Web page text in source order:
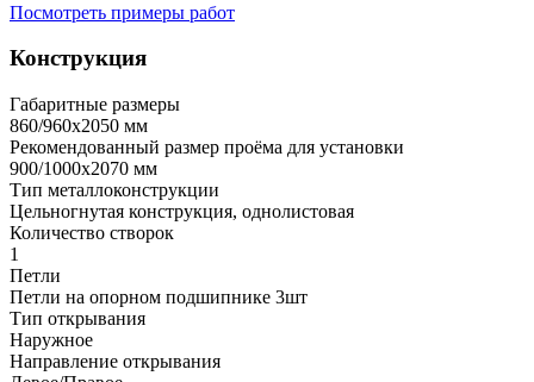
Посмотреть примеры работ
Конструкция
Габаритные размеры
860/960х2050 мм
Рекомендованный размер проёма для установки
900/1000х2070 мм
Тип металлоконструкции
Цельногнутая конструкция, однолистовая
Количество створок
1
Петли
Петли на опорном подшипнике 3шт
Тип открывания
Наружное
Направление открывания